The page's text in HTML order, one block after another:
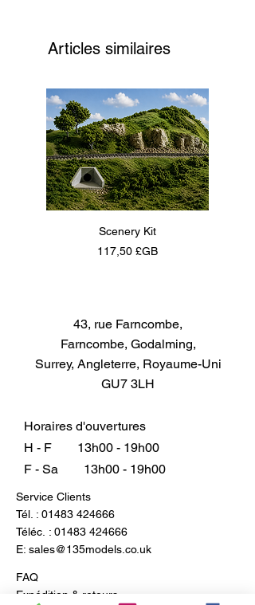
Articles similaires
Scenery Kit
Prix
117,50 £GB
43, rue Farncombe,
Farncombe, Godalming,
Surrey, Angleterre, Royaume-Uni
GU7 3LH
Horaires d'ouvertures
H - F
13h00 - 19h00
F - Sa
13h00 - 19h00
Service Clients
Tél. : 01483 424666
Téléc. : 01483 424666
E: sales@135models.co.uk
FAQ
Expédition & retours